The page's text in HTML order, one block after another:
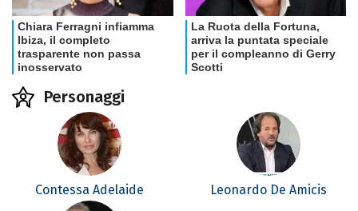
Personaggi
Contessa Adelaide Leonardo De Amicis